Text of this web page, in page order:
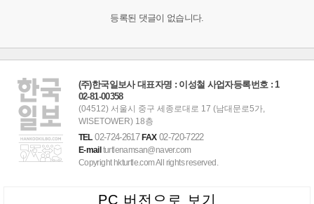
등록된 댓글이 없습니다.
(주)한국일보사 대표자명 : 이성철 사업자등록번호 : 1
02-81-00358
(04512) 서울시 중구 세종로대로 17 (남대문로5가,
WISETOWER) 18층
TEL02-724-2617FAX02-720-7222
E-mailturtlenamsan@naver.com
Copyright hkturtle.com All rights reserved.
PC 버전으로 보기